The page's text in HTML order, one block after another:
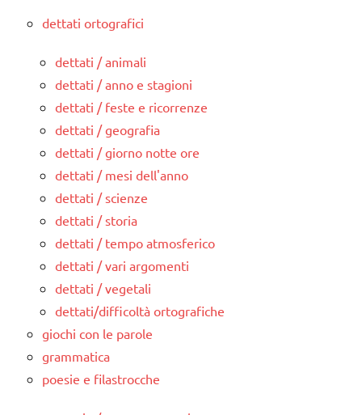
dettati ortografici
dettati / animali
dettati / anno e stagioni
dettati / feste e ricorrenze
dettati / geografia
dettati / giorno notte ore
dettati / mesi dell'anno
dettati / scienze
dettati / storia
dettati / tempo atmosferico
dettati / vari argomenti
dettati / vegetali
dettati/difficoltà ortografiche
giochi con le parole
grammatica
poesie e filastrocche